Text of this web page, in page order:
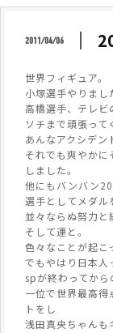
2011/04/06
世界フィギュア。
小塚選手やりまし
高橋選手、テレビ
ソチまで頑張って
あんなアクシデン
それでも爽やか
しました。
他にもバンバン20
選手としてメダル
並々ならぬ努力と
そして運と。
色々なことが起こ
でもやはり日本人
spが終わってから
一位で世界最高
トをし
浅田真央ちゃんも